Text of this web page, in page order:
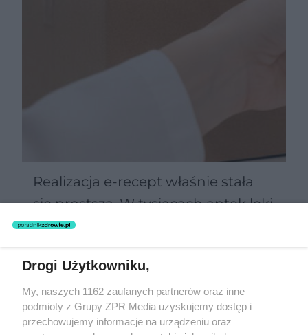
Realizacja e-recept właśnie stała
się prostsza. W tysiącach aptek leki
kupisz na nowych zasadach
Żaden utwór zamieszczony w serwisie nie może być powielany i
rozpowszechniany lub dalej rozpowszechniany w jakikolwiek sposób
(w tym także elektroniczny lub mechaniczny) na jakimkolwiek polu
eksploatacji w jakiejkolwiek formie, włącznie z umieszczaniem w
Internecie bez pisemnej zgody właściciela praw. Jakiekolwiek użycie
Drogi Użytkowniku,
My, naszych 1162 zaufanych partnerów oraz inne
podmioty z Grupy ZPR Media uzyskujemy dostęp i
przechowujemy informacje na urządzeniu oraz